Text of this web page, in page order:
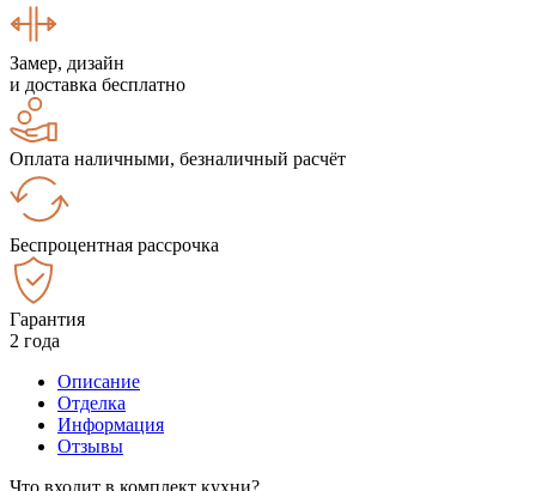
Замер, дизайн
и доставка бесплатно
Оплата наличными, безналичный расчёт
Беспроцентная рассрочка
Гарантия
2 года
Описание
Отделка
Информация
Отзывы
Что входит в комплект кухни?